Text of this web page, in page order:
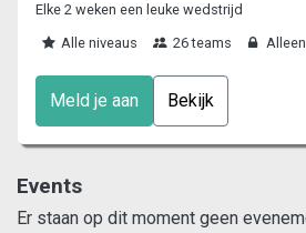
Elke 2 weken een leuke wedstrijd
Alle niveaus
26 teams
Meld je aan Bekijk
Events
Er staan op dit moment geen